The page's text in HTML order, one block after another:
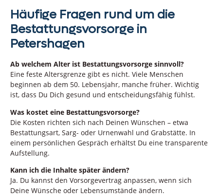
Häufige Fragen rund um die
Bestattungsvorsorge in
Petershagen
Ab welchem Alter ist Bestattungsvorsorge sinnvoll?
Eine feste Altersgrenze gibt es nicht. Viele Menschen
beginnen ab dem 50. Lebensjahr, manche früher. Wichtig
ist, dass Du Dich gesund und entscheidungsfähig fühlst.
Was kostet eine Bestattungsvorsorge?
Die Kosten richten sich nach Deinen Wünschen – etwa
Bestattungsart, Sarg- oder Urnenwahl und Grabstätte. In
einem persönlichen Gespräch erhältst Du eine transparente
Aufstellung.
Kann ich die Inhalte später ändern?
Ja. Du kannst den Vorsorgevertrag anpassen, wenn sich
Deine Wünsche oder Lebensumstände ändern.